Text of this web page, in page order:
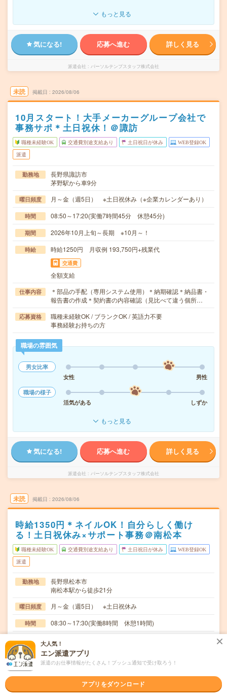
もっと見る
気になる! 応募へ進む 詳しく見る
派遣会社 パーソルテンプスタッフ株式会社
未読 掲載日 2026/08/06
10月スタート！大手メーカーグループ会社で
事務サポ＊土日祝休！＠諏訪
職種未経験OK 交通費別途支給あり 土日祝日が休み WEB登録OK
派遣
勤務地
長野県諏訪市
茅野駅から車9分
曜日頻度 月～金（週5日） ※土日祝休み（※企業カレンダーあり）
時間 08:50～17:20(実働7時間45分 休憩45分)
期間 2026年10月上旬～長期 ※10月～！
時給 時給1250円 月収例 193,750円+残業代
交通費
全額支給
仕事内容
＊部品の手配（専用システム使用）＊納期確認＊納品書・
報告書の作成＊契約書の内容確認（見比べて違う個所…
応募資格
職種未経験OK / ブランクOK / 英語力不要
事務経験お持ちの方
職場の雰囲気
男女比率
女性
男性
職場の様子
活気がある
しずか
もっと見る
気になる! 応募へ進む 詳しく見る
派遣会社 パーソルテンプスタッフ株式会社
未読 掲載日 2026/08/06
時給1350円＊ネイルOK！自分らしく働け
る！土日祝休み×サポート事務＠南松本
職種未経験OK 交通費別途支給あり 土日祝日が休み WEB登録OK
派遣
勤務地
長野県松本市
南松本駅から徒歩21分
曜日頻度 月～金（週5日） ※土日祝休み
時間 08:30～17:30(実働8時間 休憩1時間)
期間
2026年08月下旬～長期 2027年9月までを予定（延長の可
能性あり） ※8月～！
時給 時給1350円 月収例 216,000円
交通費
全額支給
大人気！
エン派遣アプリ
派遣のお仕事情報がたくさん！プッシュ通知で受け取ろう！
アプリをダウンロード